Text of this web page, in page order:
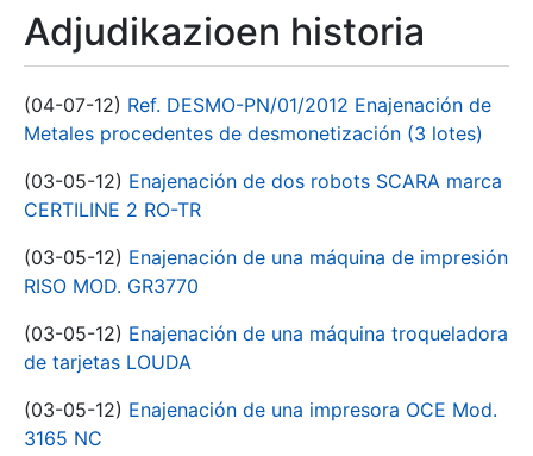
Adjudikazioen historia
(04-07-12) Ref. DESMO-PN/01/2012 Enajenación de
Metales procedentes de desmonetización (3 lotes)
(03-05-12) Enajenación de dos robots SCARA marca
CERTILINE 2 RO-TR
(03-05-12) Enajenación de una máquina de impresión
RISO MOD. GR3770
(03-05-12) Enajenación de una máquina troqueladora
de tarjetas LOUDA
(03-05-12) Enajenación de una impresora OCE Mod.
3165 NC